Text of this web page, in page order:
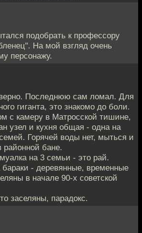
подобрать к профессору
На мой взгляд очень
персонажу.
Последнюю сам ломал. Для
гиганта, это знакомо до боли.
с камеру в Матросской тишине,
узел и кухня общая - одна на
Горячей воды нет, мыться и
районной бане.
на 3 семьи - это рай.
- деревянные, временные
в начале 90-х советской
заселяны, парадокс.